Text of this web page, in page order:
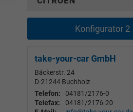
Konfigurator 2
take-your-car GmbH
Bäckerstr. 24
D-21244 Buchholz
Telefon:
04181/2176-0
Telefax:
04181/2176-20